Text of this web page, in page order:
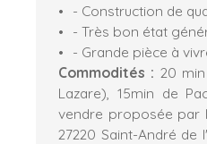
- Construction de
- Très bon état
- Grande pièce à
Commodités : 20
Lazare), 15min de
vendre proposée par
27220 Saint-André de